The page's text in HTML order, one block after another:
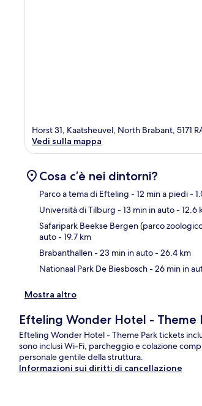
Horst 31, Kaatsheuvel, North Brabant, 5171
Vedi sulla mappa
Cosa c’è nei dintorni?
Parco a tema di Efteling - 12 min a piedi-
Università di Tilburg - 13 min in auto- 12.6
Safaripark Beekse Bergen (parco
auto- 19.7 km
Brabanthallen- 23 min in auto- 26.4 km
Nationaal Park De Biesbosch- 26 min in
Mostra altro
Efteling Wonder Hotel - Theme
Efteling Wonder Hotel - Theme Park tickets
sono inclusi Wi-Fi, parcheggio e colazione
personale gentile della struttura.
Informazioni sui diritti di cancellazione